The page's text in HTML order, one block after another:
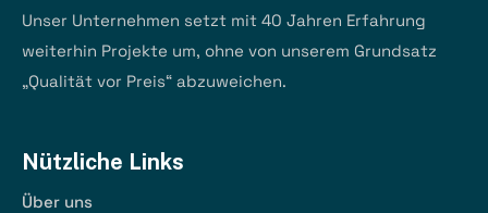
Unser Unternehmen setzt mit 40 Jahren Erfahrung
weiterhin Projekte um, ohne von unserem Grundsatz
„Qualität vor Preis“ abzuweichen.
Nützliche Links
Über uns